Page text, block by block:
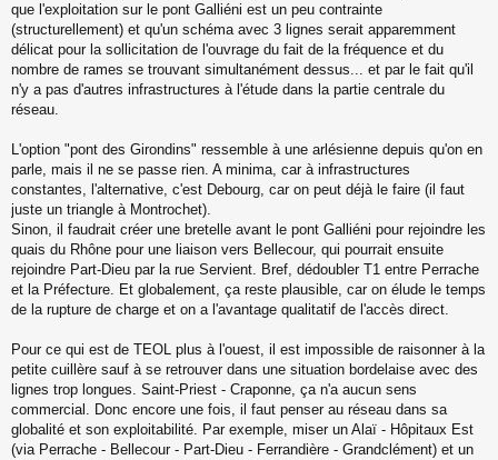
g
e
n
o
n
l
u
que l'exploitation sur le pont Galliéni est un peu contrainte
(structurellement) et qu'un schéma avec 3 lignes serait apparemment
délicat pour la sollicitation de l'ouvrage du fait de la fréquence et du
nombre de rames se trouvant simultanément dessus... et par le fait qu'il
n'y a pas d'autres infrastructures à l'étude dans la partie centrale du
réseau.
L'option "pont des Girondins" ressemble à une arlésienne depuis qu'on en
parle, mais il ne se passe rien. A minima, car à infrastructures
constantes, l'alternative, c'est Debourg, car on peut déjà le faire (il faut
juste un triangle à Montrochet).
Sinon, il faudrait créer une bretelle avant le pont Galliéni pour rejoindre les
quais du Rhône pour une liaison vers Bellecour, qui pourrait ensuite
rejoindre Part-Dieu par la rue Servient. Bref, dédoubler T1 entre Perrache
et la Préfecture. Et globalement, ça reste plausible, car on élude le temps
de la rupture de charge et on a l'avantage qualitatif de l'accès direct.
Pour ce qui est de TEOL plus à l'ouest, il est impossible de raisonner à la
petite cuillère sauf à se retrouver dans une situation bordelaise avec des
lignes trop longues. Saint-Priest - Craponne, ça n'a aucun sens
commercial. Donc encore une fois, il faut penser au réseau dans sa
globalité et son exploitabilité. Par exemple, miser un Alaï - Hôpitaux Est
(via Perrache - Bellecour - Part-Dieu - Ferrandière - Grandclément) et un